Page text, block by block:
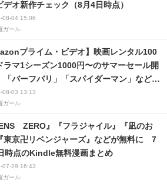
説
ニティ
かる
サイト
イト
例
を支援
サイト
08-04 15:06
ガール
デオ新作チェック（8月4日時点）
08-03 13:13
ガール
プライム・ビデオ】映画レンタル100
ラマ1シーズン1000円〜のサマーセール開
バーフバリ」「スパイダーマン」など
まで
07-29 16:43
ガール
ZERO』『フラジャイル』『凪のお
東京卍リベンジャーズ』などが無料に 7
時点のKindle無料漫画まとめ